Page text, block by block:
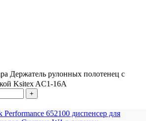
Держатель рулонных полотенец с
Ksitex AC1-16A